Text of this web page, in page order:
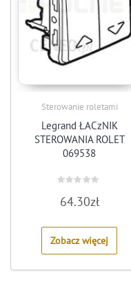
Sterowanie roletami
Legrand ŁACzNIK
STEROWANIA ROLET
069538
0
5
64.30zł
Zobacz więcej